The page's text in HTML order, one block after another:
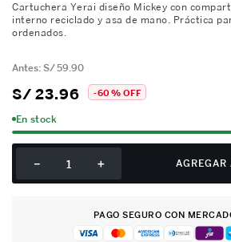
Cartuchera Yerai diseño Mickey con
interno reciclado y asa de mano. Práctica
ordenados.
S/59.90
S/ 23.96 -60 % OFF
En stock
＋
－
PAGO SEGURO CON